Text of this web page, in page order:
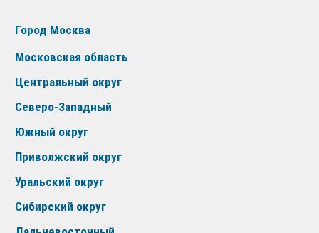
Город Москва
Московская область
Центральный округ
Северо-Западный
Южный округ
Приволжский округ
Уральский округ
Сибирский округ